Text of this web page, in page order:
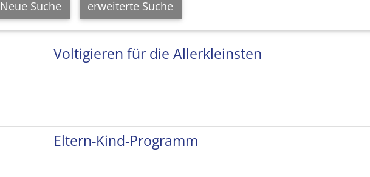
Neue Suche erweiterte Suche
Voltigieren für die Allerkleinsten
Eltern-Kind-Programm